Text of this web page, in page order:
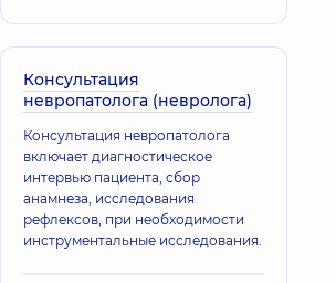
Корниенко
Татьяна
Терапевт,34 лет
опыта
Хмилецкая
Ирина
Консультация
невропатолога (невролога)
Консультация невропатолога
включает диагностическое
интервью пациента, сбор
анамнеза, исследования
рефлексов, при необходимости
инструментальные исследования.